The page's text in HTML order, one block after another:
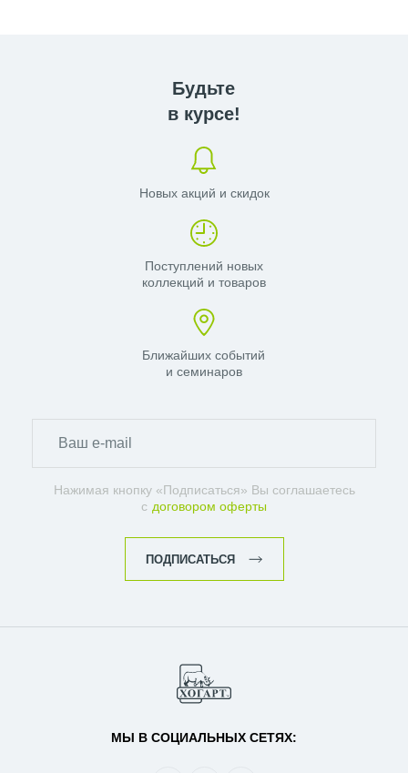
Будьте
в курсе!
Новых акций и скидок
Поступлений новых
коллекций и товаров
Ближайших событий
и семинаров
Нажимая кнопку «Подписаться» Вы соглашаетесь
с договором оферты
ПОДПИСАТЬСЯ
МЫ В СОЦИАЛЬНЫХ СЕТЯХ: